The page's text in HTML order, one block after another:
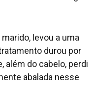
levou a uma
durou por
além do cabelo, perdi
abalada nesse